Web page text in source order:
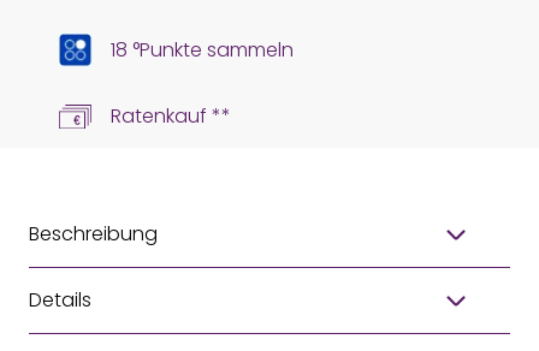
18 °Punkte sammeln
Ratenkauf **
Beschreibung
Details